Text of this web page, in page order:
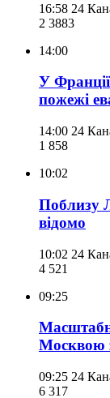
16:58 24
2 3883
14:00
У Франції
пожежі
14:00 24
1 858
10:02
Поблизу
відомо
10:02 24
4 521
09:25
Москвою
09:25 24
6 317